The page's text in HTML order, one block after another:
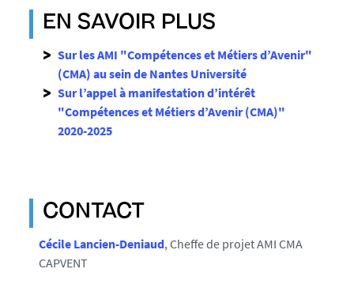
EN SAVOIR PLUS
Sur les AMI "Compétences et Métiers d’Avenir"
(CMA) au sein de Nantes Université
Sur l’appel à manifestation d’intérêt
"Compétences et Métiers d’Avenir (CMA)"
2020-2025
CONTACT
Cécile Lancien-Deniaud, Cheffe de projet AMI CMA
CAPVENT